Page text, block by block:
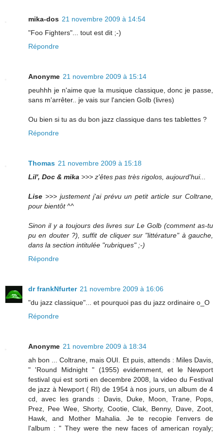
mika-dos 21 novembre 2009 à 14:54
"Foo Fighters"... tout est dit ;-)
Répondre
Anonyme 21 novembre 2009 à 15:14
peuhhh je n'aime que la musique classique, donc je passe,
sans m'arrêter.. je vais sur l'ancien Golb (livres)
Ou bien si tu as du bon jazz classique dans tes tablettes ?
Répondre
Thomas 21 novembre 2009 à 15:18
Lil', Doc & mika >>> z'êtes pas très rigolos, aujourd'hui...
Lise >>> justement j'ai prévu un petit article sur Coltrane,
pour bientôt ^^
Sinon il y a toujours des livres sur Le Golb (comment as-tu
pu en douter ?), suffit de cliquer sur "littérature" à gauche,
dans la section intitulée "rubriques" ;-)
Répondre
dr frankNfurter 21 novembre 2009 à 16:06
"du jazz classique"... et pourquoi pas du jazz ordinaire o_O
Répondre
Anonyme 21 novembre 2009 à 18:34
ah bon ... Coltrane, mais OUI. Et puis, attends : Miles Davis,
" 'Round Midnight " (1955) evidemment, et le Newport
festival qui est sorti en decembre 2008, la video du Festival
de jazz à Newport ( RI) de 1954 à nos jours, un album de 4
cd, avec les grands : Davis, Duke, Moon, Trane, Pops,
Prez, Pee Wee, Shorty, Cootie, Clak, Benny, Dave, Zoot,
Hawk, and Mother Mahalia. Je te recopie l'envers de
l'album : " They were the new faces of american royaly;